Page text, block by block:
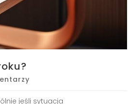
jeśli sytuacja